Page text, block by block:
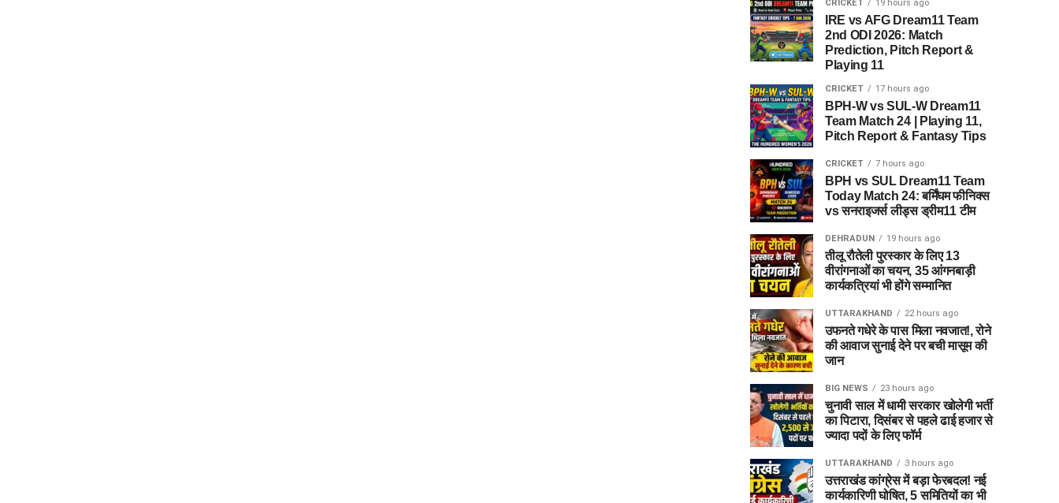
CRICKET 19 hours ago
IRE vs AFG Dream11 Team
2nd ODI 2026: Match
Prediction, Pitch Report &
Playing 11
CRICKET 17 hours ago
BPH-W vs SUL-W Dream11
Team Match 24 | Playing 11,
Pitch Report & Fantasy Tips
CRICKET 7 hours ago
BPH vs SUL Dream11 Team
Today Match 24: बर्मिंघम फीनिक्स
vs सनराइजर्स लीड्स ड्रीम11 टीम
DEHRADUN 19 hours ago
तीलू रौतेली पुरस्कार के लिए 13
वीरांगनाओं का चयन, 35 आंगनबाड़ी
कार्यकत्रियां भी होंगे सम्मानित
UTTARAKHAND 22 hours ago
उफनते गधेरे के पास मिला नवजात!, रोने
की आवाज सुनाई देने पर बची मासूम की
जान
BIG NEWS 23 hours ago
चुनावी साल में धामी सरकार खोलेगी भर्ती
का पिटारा, दिसंबर से पहले ढाई हजार से
ज्यादा पदों के लिए फॉर्म
UTTARAKHAND 3 hours ago
उत्तराखंड कांग्रेस में बड़ा फेरबदल! नई
कार्यकारिणी घोषित, 5 समितियों का भी